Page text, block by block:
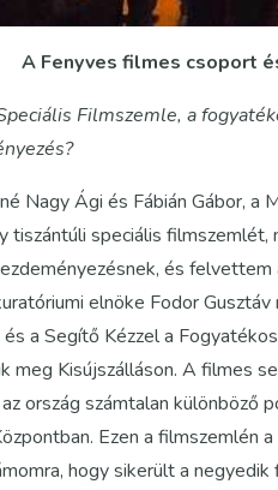
A Fenyves filmes csoport
Filmszemle, a
Nagy Ági és Fábián Gábor, a
tiszántúli speciális filmszemlét,
és
elnöke Fodor
a Segítő Kézzel a
meg Kisújszálláson. A filmes
ország számtalan
Ezen a filmszemlén
hogy sikerült a